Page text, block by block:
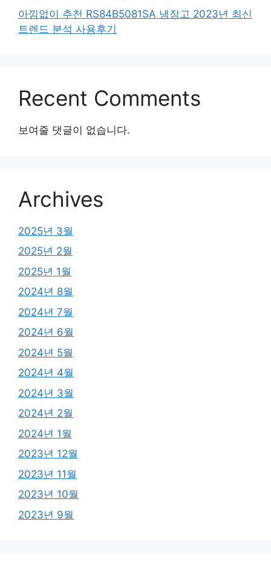
아낌없이 추천 RS84B5081SA 냉장고 2023년 최신
트렌드 분석 사용후기
Recent Comments
보여줄 댓글이 없습니다.
Archives
2025년 3월
2025년 2월
2025년 1월
2024년 8월
2024년 7월
2024년 6월
2024년 5월
2024년 4월
2024년 3월
2024년 2월
2024년 1월
2023년 12월
2023년 11월
2023년 10월
2023년 9월